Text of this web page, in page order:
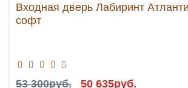
Входная дверь Лабиринт
софт
53 300руб. 50 635руб.